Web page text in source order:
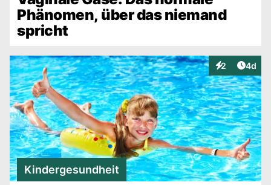
Phänomen, über das niemand
spricht
2
Interaktionen
4d
Kindergesundheit